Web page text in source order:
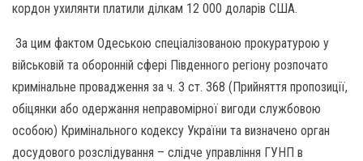
кордон ухилянти платили ділкам 12 000 доларів США.
За цим фактом Одеською спеціалізованою прокуратурою у
військовій та оборонній сфері Південного регіону розпочато
кримінальне провадження за ч. 3 ст. 368 (Прийняття пропозиції,
обіцянки або одержання неправомірної вигоди службовою
особою) Кримінального кодексу України та визначено орган
досудового розслідування – слідче управління ГУНП в